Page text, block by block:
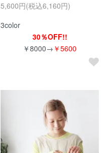
5,600円(税込6,160円)
3color
30％OFF!!
￥8000→ ￥5600